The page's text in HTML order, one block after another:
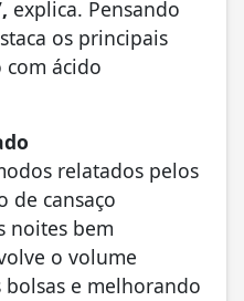
explica. Pensando
os principais
com ácido
relatados pelos
de cansaço
noites bem
o volume
e melhorando